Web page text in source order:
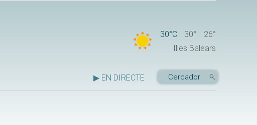
30°C 30°
26°
Illes Balears
▶ EN DIRECTE